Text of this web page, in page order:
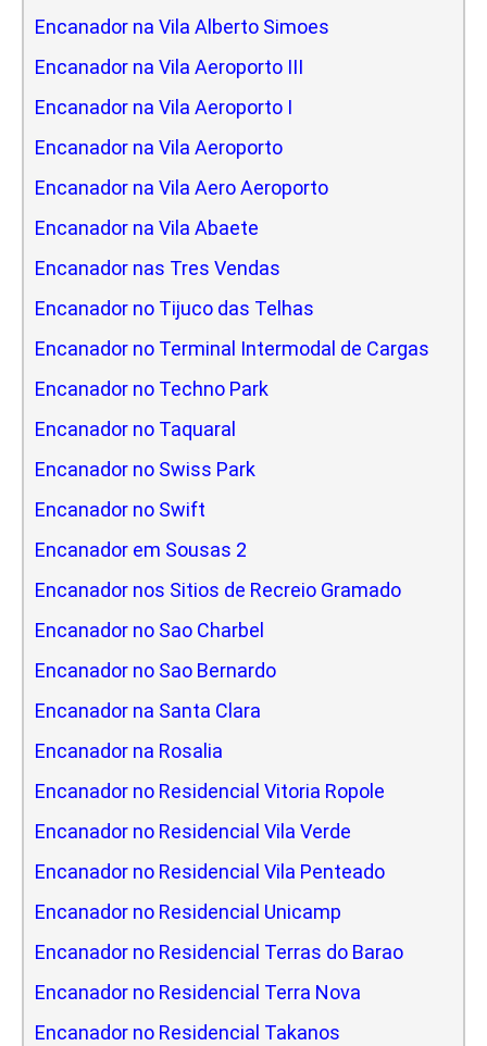
Encanador na Vila Alberto Simoes
Encanador na Vila Aeroporto III
Encanador na Vila Aeroporto I
Encanador na Vila Aeroporto
Encanador na Vila Aero Aeroporto
Encanador na Vila Abaete
Encanador nas Tres Vendas
Encanador no Tijuco das Telhas
Encanador no Terminal Intermodal de Cargas
Encanador no Techno Park
Encanador no Taquaral
Encanador no Swiss Park
Encanador no Swift
Encanador em Sousas 2
Encanador nos Sitios de Recreio Gramado
Encanador no Sao Charbel
Encanador no Sao Bernardo
Encanador na Santa Clara
Encanador na Rosalia
Encanador no Residencial Vitoria Ropole
Encanador no Residencial Vila Verde
Encanador no Residencial Vila Penteado
Encanador no Residencial Unicamp
Encanador no Residencial Terras do Barao
Encanador no Residencial Terra Nova
Encanador no Residencial Takanos